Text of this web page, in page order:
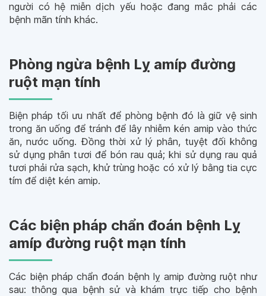
người có hệ miễn dịch yếu hoặc đang mắc phải các
bệnh mãn tính khác.
Phòng ngừa bệnh Lỵ amíp đường
ruột mạn tính
Biện pháp tối ưu nhất để phòng bệnh đó là giữ vệ sinh
trong ăn uống để tránh để lây nhiễm kén amip vào thức
ăn, nước uống. Đồng thời xử lý phân, tuyệt đối không
sử dụng phân tươi để bón rau quả; khi sử dụng rau quả
tươi phải rửa sạch, khử trùng hoặc có xử lý bằng tia cực
tím để diệt kén amip.
Các biện pháp chẩn đoán bệnh Lỵ
amíp đường ruột mạn tính
Các biện pháp chẩn đoán bệnh lỵ amip đường ruột như
sau: thông qua bệnh sử và khám trực tiếp cho bệnh